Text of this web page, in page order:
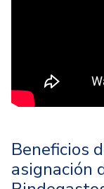
Beneficios
asignación